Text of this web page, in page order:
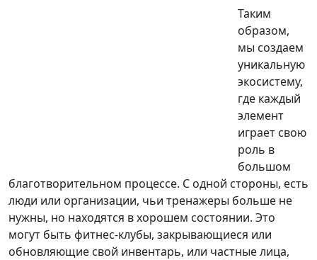
Таким
образом,
мы создаем
уникальную
экосистему,
где каждый
элемент
играет свою
роль в
большом
благотворительном процессе. С одной стороны, есть
люди или организации, чьи тренажеры больше не
нужны, но находятся в хорошем состоянии. Это
могут быть фитнес-клубы, закрывающиеся или
обновляющие свой инвентарь, или частные лица,